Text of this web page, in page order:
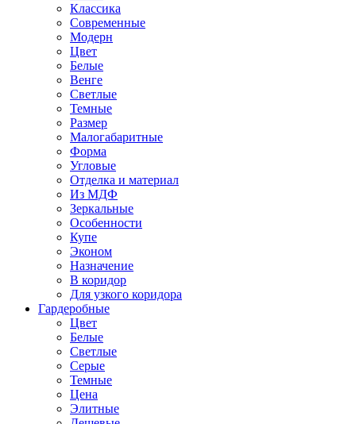
Классика
Современные
Модерн
Цвет
Белые
Венге
Светлые
Темные
Размер
Малогабаритные
Форма
Угловые
Отделка и материал
Из МДФ
Зеркальные
Особенности
Купе
Эконом
Назначение
В коридор
Для узкого коридора
Гардеробные
Цвет
Белые
Светлые
Серые
Темные
Цена
Элитные